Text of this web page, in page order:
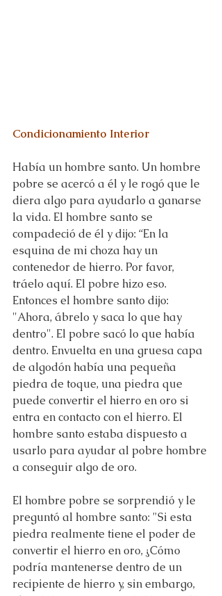
Condicionamiento Interior
Había un hombre santo. Un hombre
pobre se acercó a él y le rogó que le
diera algo para ayudarlo a ganarse
la vida. El hombre santo se
compadeció de él y dijo: “En la
esquina de mi choza hay un
contenedor de hierro. Por favor,
tráelo aquí. El pobre hizo eso.
Entonces el hombre santo dijo:
"Ahora, ábrelo y saca lo que hay
dentro". El pobre sacó lo que había
dentro. Envuelta en una gruesa capa
de algodón había una pequeña
piedra de toque, una piedra que
puede convertir el hierro en oro si
entra en contacto con el hierro. El
hombre santo estaba dispuesto a
usarlo para ayudar al pobre hombre
a conseguir algo de oro.
El hombre pobre se sorprendió y le
preguntó al hombre santo: "Si esta
piedra realmente tiene el poder de
convertir el hierro en oro, ¿Cómo
podría mantenerse dentro de un
recipiente de hierro y, sin embargo,